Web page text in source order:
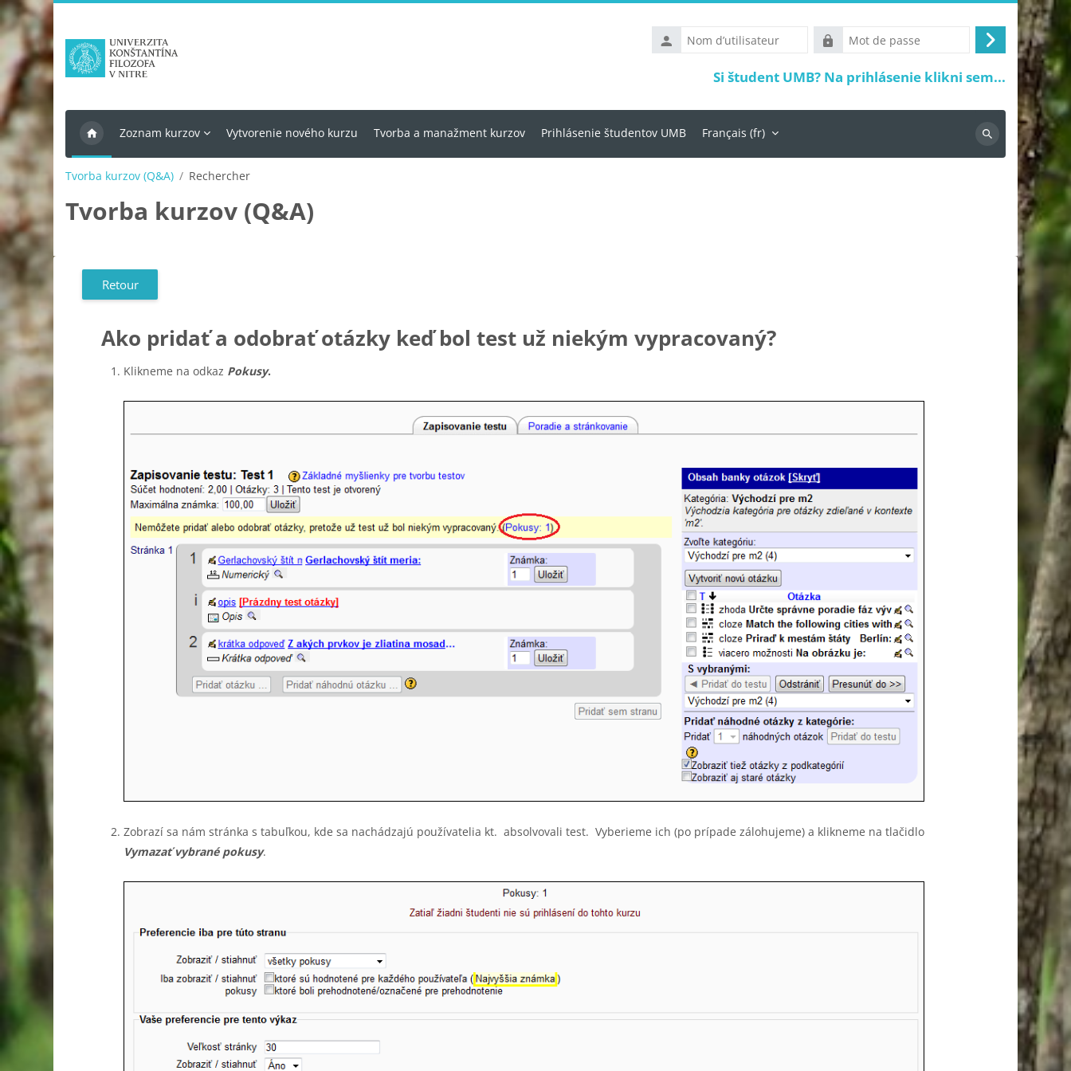
Passer au contenu principal
Nom
d’utilisateur
Mot
de
passe
Connexion
Si študent UMB? Na prihlásenie klikni sem...
Zoznam kurzov Vytvorenie nového kurzu Tvorba a manažment kurzov Prihlásenie študentov UMB Français ‎(fr)‎
Recherche
Tvorba kurzov (Q&A) Rechercher
Tvorba kurzov (Q&A)
Retour
Ako pridať a odobrať otázky keď bol test už niekým vypracovaný?
Klikneme na odkaz Pokusy.
Zobrazí sa nám stránka s tabuľkou, kde sa nachádzajú používatelia kt. absolvovali test. Vyberieme ich (po prípade zálohujeme) a klikneme na tlačidlo
Vymazať vybrané pokusy.